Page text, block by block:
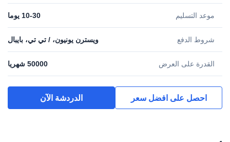
موعد التسليم 10-30 يوما
شروط الدفع ويسترن يونيون، / تي تي، بايبال
القدرة على العرض 50000 شهريا
احصل على افضل سعر الدردشة الآن